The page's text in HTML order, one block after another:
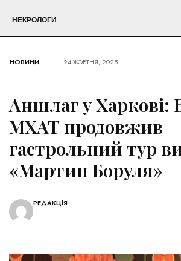
НЕКРОЛОГИ
НОВИНИ 24 ЖОВТНЯ, 2025
Аншлаг у Харкові:
МХАТ продовжив
гастрольний тур
«Мартин Боруля»
РЕДАКЦІЯ